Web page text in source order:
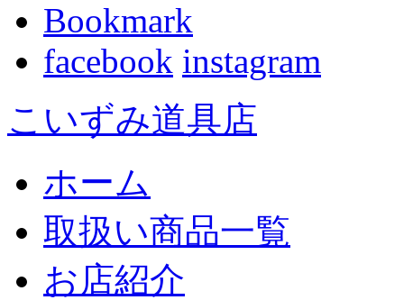
Bookmark
facebook instagram
こいずみ道具店
ホーム
取扱い商品一覧
お店紹介